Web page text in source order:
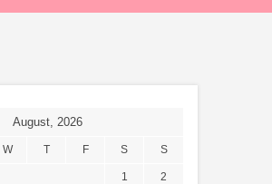
August, 2026
W T F S S
1 2